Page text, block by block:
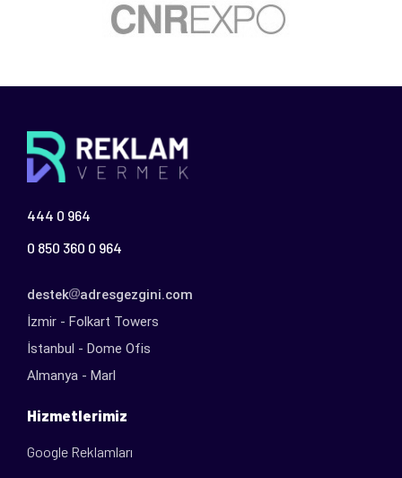
444 0 964
0 850 360 0 964
destek
adresgezgini.com
İzmir - Folkart Towers
İstanbul - Dome Ofis
Almanya - Marl
Hizmetlerimiz
Google Reklamları